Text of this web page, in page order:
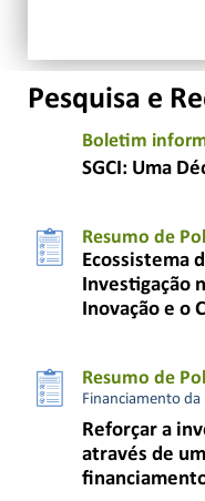
Pesquisa e
Boletim
SGCI: Uma
Resumo de
Ecossistema
Investigação
Inovação e o
Resumo de
Financiamento
Reforçar a
através de